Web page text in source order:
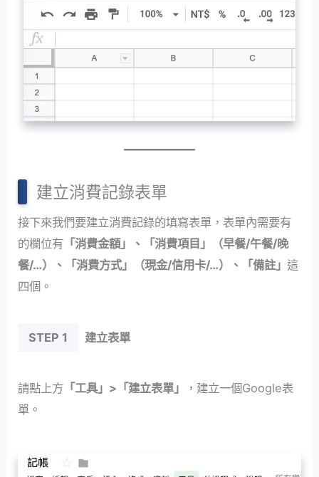
建立消費記錄表單
接下來我們要建立消費記錄的填寫表單，表單內需要有
的欄位有 「消費金額」、「消費項目」（早餐/午餐/晚
餐/…）、「消費方式」（現金/信用卡/…）、「備註」這
四個。
STEP 1 建立表單
請點上方 「工具」>「建立表單」
，建立一個Google表
單。